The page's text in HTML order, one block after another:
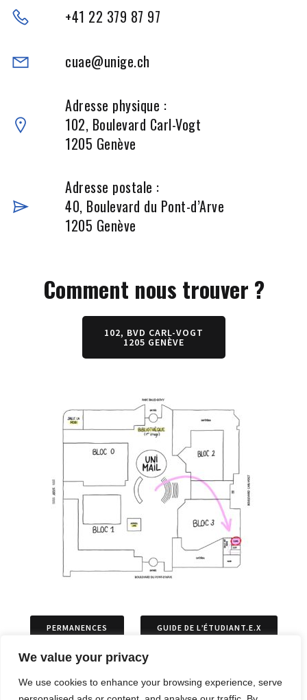
We value your privacy
We use cookies to enhance your browsing experience, serve
+41 22 379 87 97
cuae@unige.ch
Adresse physique :
102, Boulevard Carl-Vogt
1205 Genève
Adresse postale :
40, Boulevard du Pont-d’Arve
1205 Genève
Comment nous trouver ?
102, BVD CARL-VOGT
1205 GENÈVE
PERMANENCES GUIDE DE L’ÉTUDIANT.E.X